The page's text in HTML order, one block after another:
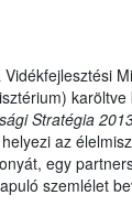
Stratégia
az
egy
szemlélet